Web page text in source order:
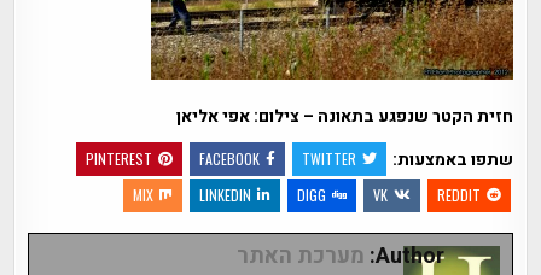
חזית הקטר שנפגע בתאונה – צילום: אפי אליאן
שתפו באמצעות:
TWITTER
FACEBOOK
PINTEREST
REDDIT
VK
DIGG
LINKEDIN
MIX
Author: מערכת האתר